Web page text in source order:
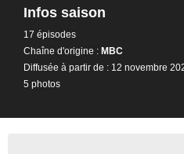
Infos saison
17 épisodes
Chaîne d'origine : MBC
Diffusée à partir de : 12 novembre
5 photos